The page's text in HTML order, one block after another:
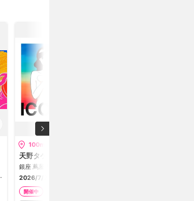
オブ・トーキョー）
100m
天野タケル 「ICONS」
銀座 蔦屋書店
2026/7/24-8/17
開催中